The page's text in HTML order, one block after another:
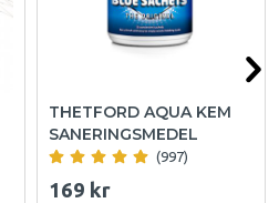
THETFORD AQUA KEM
SANERINGSMEDEL
(997)
169 kr